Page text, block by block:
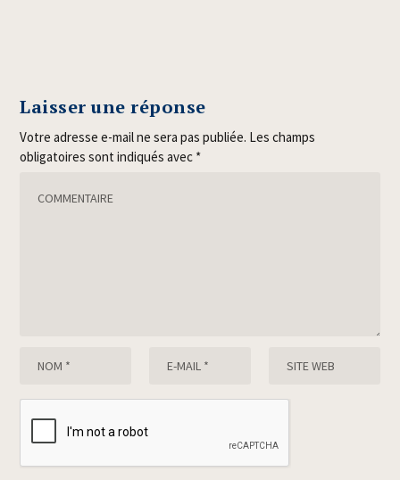
Laisser une réponse
Votre adresse e-mail ne sera pas publiée. Les champs
obligatoires sont indiqués avec *